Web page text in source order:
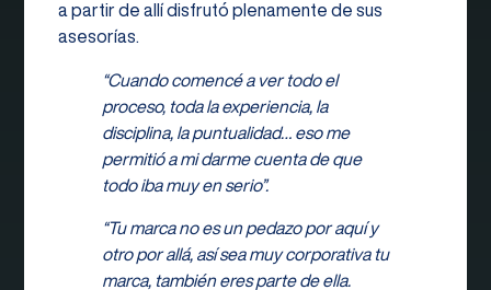
a partir de allí disfrutó plenamente de sus
asesorías.
“Cuando comencé a ver todo el
proceso, toda la experiencia, la
disciplina, la puntualidad… eso me
permitió a mi darme cuenta de que
todo iba muy en serio”.
“Tu marca no es un pedazo por aquí y
otro por allá, así sea muy corporativa tu
marca, también eres parte de ella.